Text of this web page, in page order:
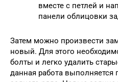
вместе с петлей и
панели облицовки
Затем можно произвести
новый. Для этого
болты и легко удалить
данная работа выполняется